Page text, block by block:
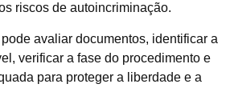
riscos de autoincriminação.
avaliar documentos, identificar a
verificar a fase do procedimento e
para proteger a liberdade e a